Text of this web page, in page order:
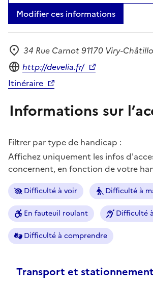
Modifier ces informations
Adresse
34 Rue Carnot 91170 Viry-
Site internet
http://develia.fr/
Itinéraire
Informations sur
Filtrer par type de handicap :
Affichez uniquement les infos
concernent, en fonction de votre
Difficulté à voir Difficulté à
En fauteuil roulant Difficulté
Difficulté à comprendre
Transport et stationnement